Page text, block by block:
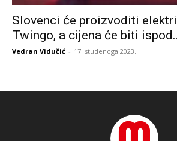
Slovenci će proizvoditi
Twingo, a cijena će biti
Vedran Vidučić - 17. studenoga 2023.